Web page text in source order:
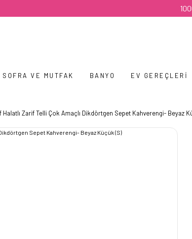
1000 TL
SOFRA VE MUTFAK BANYO EV GEREÇLERI
Zarif Telli Çok Amaçlı Dikdörtgen Sepet Kahverengi- Beyaz